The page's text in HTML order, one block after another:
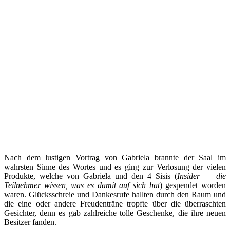
Nach dem lustigen Vortrag von Gabriela brannte der Saal im
wahrsten Sinne des Wortes und es ging zur Verlosung der vielen
Produkte, welche von Gabriela und den 4 Sisis (Insider – die
Teilnehmer wissen, was es damit auf sich hat) gespendet worden
waren. Glücksschreie und Dankesrufe hallten durch den Raum und
die eine oder andere Freudenträne tropfte über die überraschten
Gesichter, denn es gab zahlreiche tolle Geschenke, die ihre neuen
Besitzer fanden.